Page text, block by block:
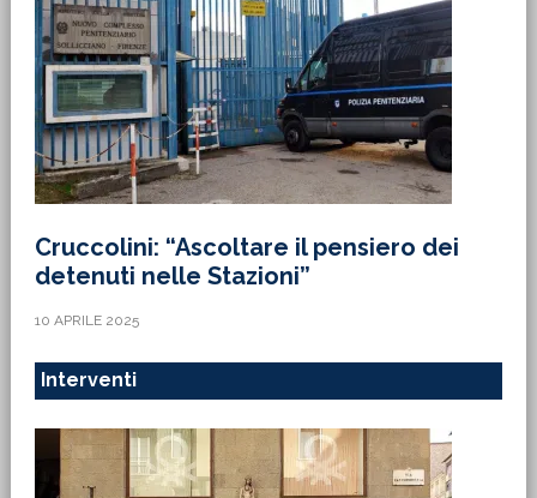
Cruccolini: “Ascoltare il pensiero dei
detenuti nelle Stazioni”
10 APRILE 2025
Interventi